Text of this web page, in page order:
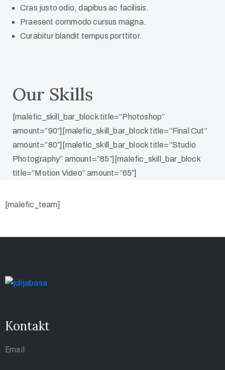
Cras justo odio, dapibus ac facilisis.
Praesent commodo cursus magna.
Curabitur blandit tempus porttitor.
Our Skills
[malefic_skill_bar_block title=”Photoshop”
amount=”90″][malefic_skill_bar_block title=”Final Cut”
amount=”80″][malefic_skill_bar_block title=”Studio
Photography” amount=”85″][malefic_skill_bar_block
title=”Motion Video” amount=”65″]
[malefic_team]
Kontakt
Email